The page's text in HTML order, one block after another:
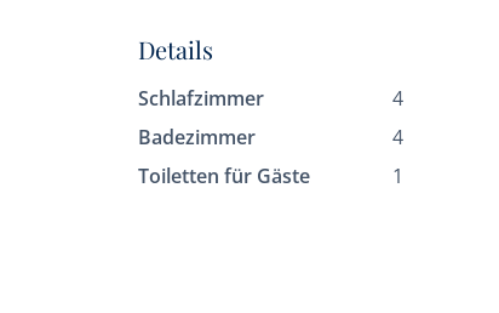
Details
Schlafzimmer
4
Badezimmer
4
Toiletten für Gäste
1